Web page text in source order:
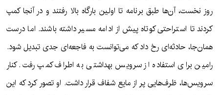
روز نخست، آن‌ها طبق برنامه تا اولین بارگاه بالا رفتند و در آنجا کمپ
کردند تا استراحتی کوتاه پیش از ادامه مسیر داشته باشند. اما درست
همان‌جا، حادثه‌ای رخ داد که می‌توانست به فاجعه‌ای جدی تبدیل شود.
رامین برای استفاده از سرویس بهداشتی به اطراف کمپ رفت. کنار
سرویس‌ها، ظرف‌هایی پر از مایع شفاف قرار داشت. او تصور کرد که این